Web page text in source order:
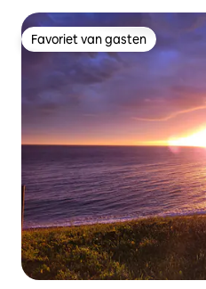
Favoriet van gasten
Favoriet van gasten